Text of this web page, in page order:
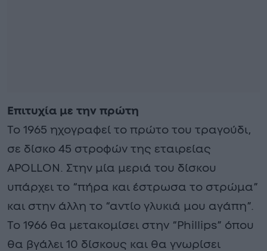
Επιτυχία με την πρώτη
Το 1965 ηχογραφεί το πρώτο του τραγούδι,
σε δίσκο 45 στροφών της εταιρείας
APOLLON. Στην μία μεριά του δίσκου
υπάρχει το “πήρα και έστρωσα το στρώμα”
και στην άλλη το “αντίο γλυκιά μου αγάπη”.
Το 1966 θα μετακομίσει στην “Phillips” όπου
θα βγάλει 10 δίσκους και θα γνωρίσει